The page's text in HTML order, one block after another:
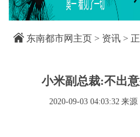
东南都市网主页 > 资讯 >
小米副总裁:不出
2020-09-03 04:03:32 来源